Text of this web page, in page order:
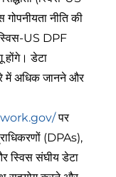
नीति की
US DPF
होंगे। डेटा
में अधिक जानने और
पर
(DPAs),
स्विस संघीय डेटा